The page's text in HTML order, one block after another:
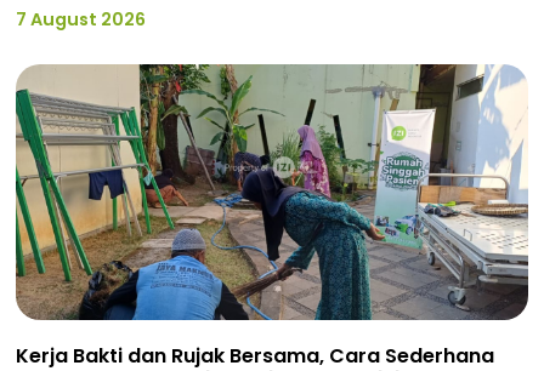
7 August 2026
Kerja Bakti dan Rujak Bersama, Cara Sederhana